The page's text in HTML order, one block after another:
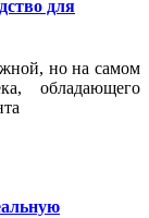
для
но на самом
обладающего